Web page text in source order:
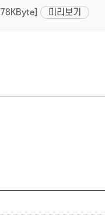
[78KByte] 미리보기